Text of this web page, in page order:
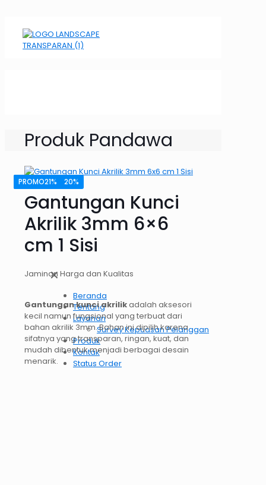
✕
Beranda
Tentang
Layanan
Survey Kepuasan Pelanggan
Produk
Kontak
Status Order
Produk Pandawa
PROMO20%
Gantungan Kunci
Akrilik 3mm 6×6
cm 1 Sisi
Jaminan Harga dan Kualitas
Gantungan kunci akrilikadalah aksesori
kecil namun fungsional yang terbuat dari
bahan akrilik 3mm. Bahan ini dipilih karena
sifatnya yang transparan, ringan, kuat, dan
mudah dibentuk menjadi berbagai desain
menarik.
PROMO12%
PROMO37%
PROMO13%
PROMO33%
PROMO21%